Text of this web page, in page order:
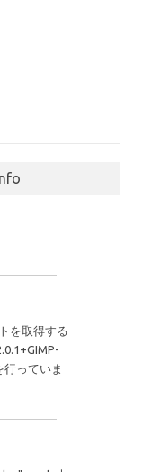
を取得する
行っていま